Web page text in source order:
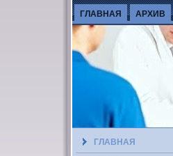
ГЛАВНАЯ АРХИВ
ГЛАВНАЯ